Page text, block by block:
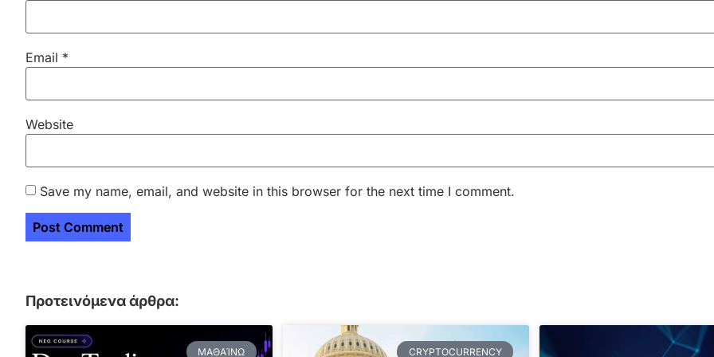
Email *
Website
Save my name, email, and website in this browser for the next time I comment.
Προτεινόμενα άρθρα:
ΜΑΘΑΊΝΩ CRYPTOCURRENCY